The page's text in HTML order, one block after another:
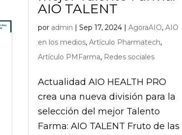
AIO TALENT
por admin |Sep 17, 2024 |AgoraAIO,AIO
en los medios,Artículo Pharmatech,
Artículo PMFarma, Redes sociales
Actualidad AIO HEALTH PRO
crea una nueva división para la
selección del mejor Talento
Farma: AIO TALENT Fruto de las